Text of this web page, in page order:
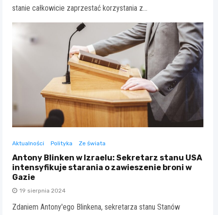
stanie całkowicie zaprzestać korzystania z…
Aktualności Polityka Ze świata
Antony Blinken w Izraelu: Sekretarz stanu USA
intensyfikuje starania o zawieszenie broni w
Gazie
19 sierpnia 2024
Zdaniem Antony'ego Blinkena, sekretarza stanu Stanów